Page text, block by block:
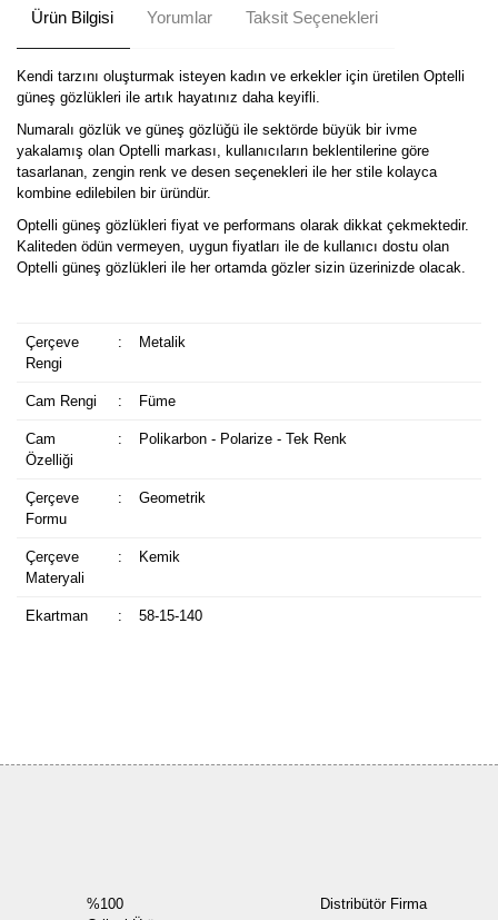
Ürün Bilgisi Yorumlar Taksit Seçenekleri
Kendi tarzını oluşturmak isteyen kadın ve erkekler için üretilen Optelli
güneş gözlükleri ile artık hayatınız daha keyifli.
Numaralı gözlük ve güneş gözlüğü ile sektörde büyük bir ivme
yakalamış olan Optelli markası, kullanıcıların beklentilerine göre
tasarlanan, zengin renk ve desen seçenekleri ile her stile kolayca
kombine edilebilen bir üründür.
Optelli güneş gözlükleri fiyat ve performans olarak dikkat çekmektedir.
Kaliteden ödün vermeyen, uygun fiyatları ile de kullanıcı dostu olan
Optelli güneş gözlükleri ile her ortamda gözler sizin üzerinizde olacak.
Çerçeve
Rengi
: Metalik
Cam Rengi : Füme
Cam
Özelliği
: Polikarbon - Polarize - Tek Renk
Çerçeve
Formu
: Geometrik
Çerçeve
Materyali
: Kemik
Ekartman : 58-15-140
%100
Distribütör Firma